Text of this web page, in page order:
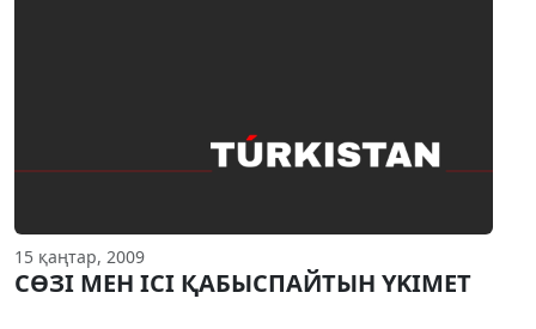
15 қаңтар, 2009
СӨЗI МЕН IСI ҚАБЫСПАЙТЫН YKIMET